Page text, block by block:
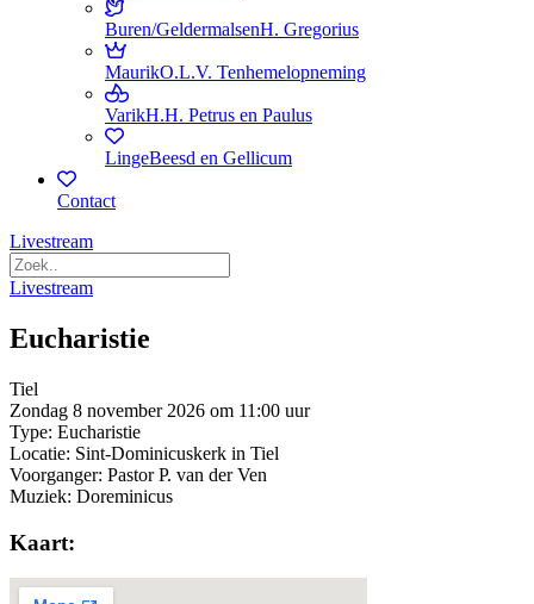
Buren/GeldermalsenH. Gregorius
MaurikO.L.V. Tenhemelopneming
VarikH.H. Petrus en Paulus
LingeBeesd en Gellicum
Contact
Livestream
Livestream
Eucharistie
Tiel
Zondag 8 november 2026 om 11:00 uur
Type: Eucharistie
Locatie: Sint-Dominicuskerk in Tiel
Voorganger: Pastor P. van der Ven
Muziek: Doreminicus
Kaart: